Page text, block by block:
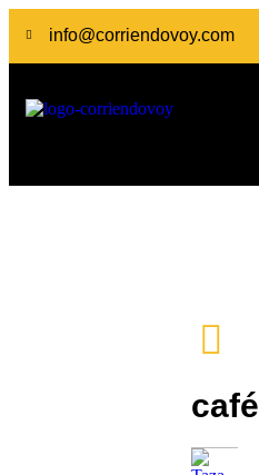
info@corriendovoy.com
café